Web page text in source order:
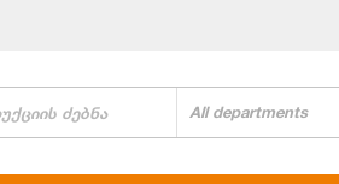
All departments